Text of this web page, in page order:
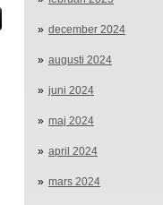
december 2024
augusti 2024
juni 2024
maj 2024
april 2024
mars 2024